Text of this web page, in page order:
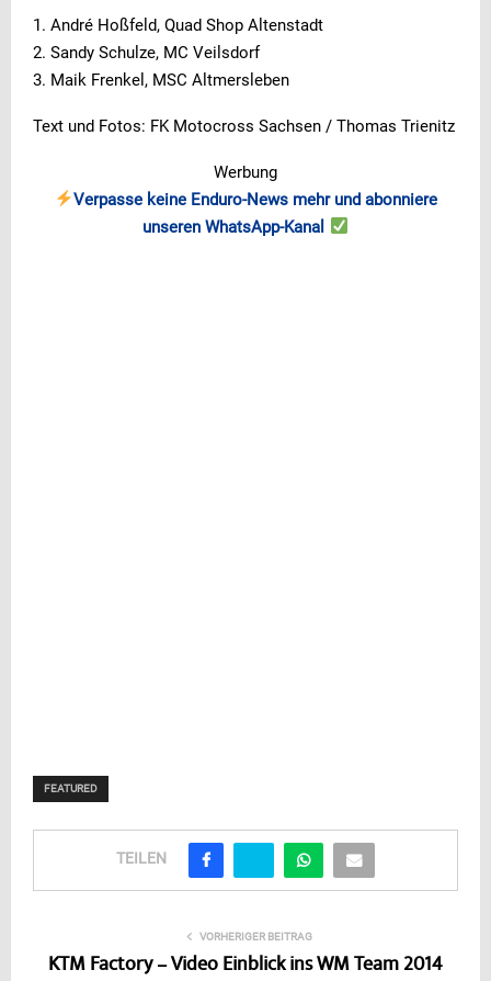
1. André Hoßfeld, Quad Shop Altenstadt
2. Sandy Schulze, MC Veilsdorf
3. Maik Frenkel, MSC Altmersleben
Text und Fotos: FK Motocross Sachsen / Thomas Trienitz
Werbung
Verpasse keine Enduro-News mehr und abonniere
unseren WhatsApp-Kanal
FEATURED
TEILEN
VORHERIGER BEITRAG
KTM Factory – Video Einblick ins WM Team 2014